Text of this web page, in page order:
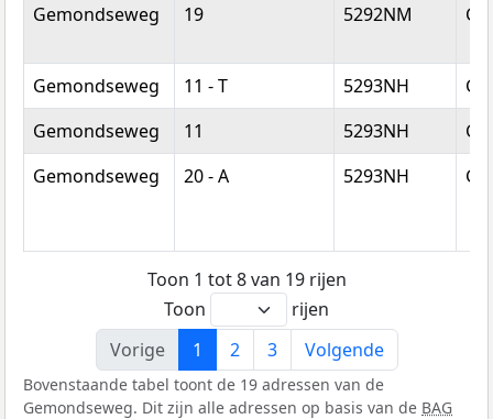
Gemondseweg
19 5292NM
Gemondseweg 11 - T 5293NH
Gemondseweg
11 5293NH
Gemondseweg
20 - A 5293NH
Toon 1 tot 8 van 19 rijen
Toon
rijen
Vorige
1 2 3 Volgende
Bovenstaande tabel toont de 19 adressen van de
Gemondseweg. Dit zijn alle adressen op basis van de BAG